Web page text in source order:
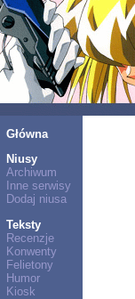
Główna
Niusy
Archiwum
Inne serwisy
Dodaj niusa
Teksty
Recenzje
Konwenty
Felietony
Humor
Kiosk